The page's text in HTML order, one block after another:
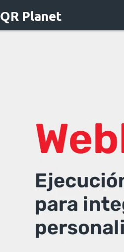
QR Planet